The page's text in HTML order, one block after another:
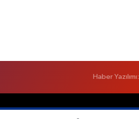
Haber Yazılımı: